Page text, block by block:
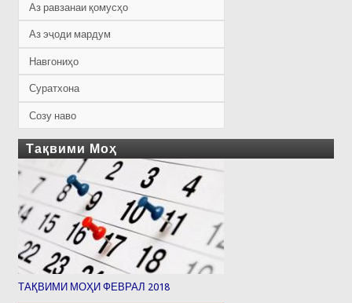
Аз равзанаи қомусҳо
Аз эҷоди мардум
Навгониҳо
Суратхона
Созу наво
Тақвими Моҳ
ТАҚВИМИ МОҲИ ФЕВРАЛ 2018